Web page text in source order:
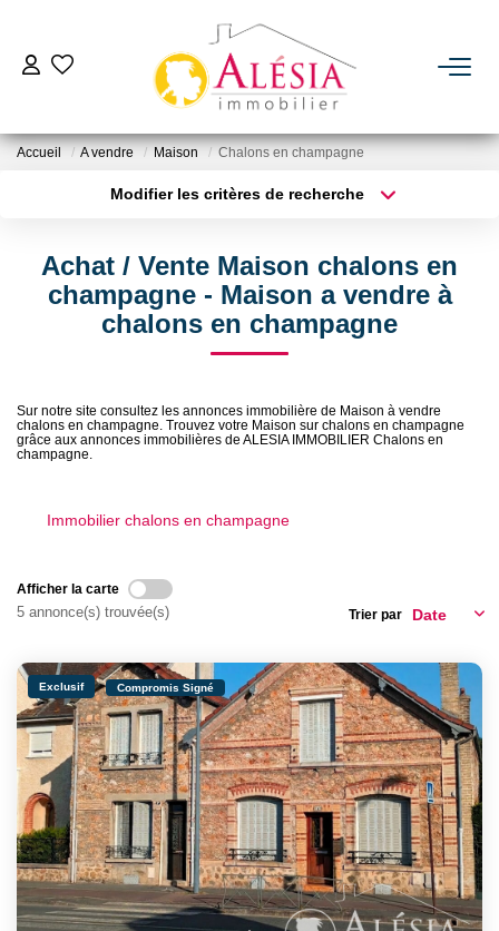
ACHETER
ESTIMER
Qui Sommes Nous
CONTACT
Accueil A vendre Maison Chalons en champagne
Modifier les critères de recherche
Sélectionnez...
Type de bien
Plus de critères
Achat / Vente Maison chalons en
champagne - Maison a vendre à
chalons en champagne
Sur notre site consultez les annonces immobilière de Maison à vendre
chalons en champagne. Trouvez votre Maison sur chalons en champagne
grâce aux annonces immobilières de ALESIA IMMOBILIER Chalons en
champagne.
Immobilier chalons en champagne
Afficher la carte
5 annonce(s) trouvée(s) Trier par
Exclusif Compromis Signé